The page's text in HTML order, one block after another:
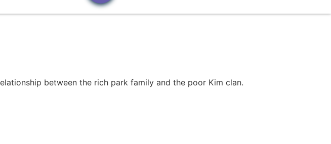
between the rich park family and the poor Kim clan.